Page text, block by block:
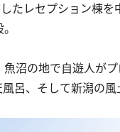
たレセプション棟
沼の地で自遊人が
呂、そして新潟の